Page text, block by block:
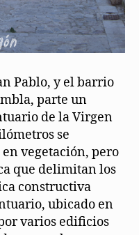
Pablo, y el barrio
parte un
de la Virgen
se
vegetación, pero
que delimitan los
constructiva
ubicado en
varios edificios